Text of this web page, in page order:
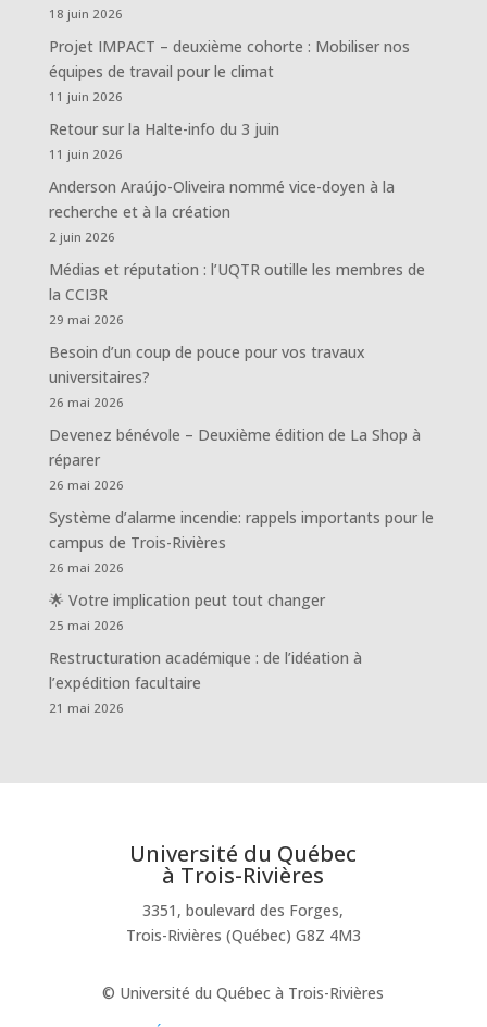
18 juin 2026
Projet IMPACT – deuxième cohorte : Mobiliser nos
équipes de travail pour le climat
11 juin 2026
Retour sur la Halte-info du 3 juin
11 juin 2026
Anderson Araújo-Oliveira nommé vice-doyen à la
recherche et à la création
2 juin 2026
Médias et réputation : l’UQTR outille les membres de
la CCI3R
29 mai 2026
Besoin d’un coup de pouce pour vos travaux
universitaires?
26 mai 2026
Devenez bénévole – Deuxième édition de La Shop à
réparer
26 mai 2026
Système d’alarme incendie: rappels importants pour le
campus de Trois-Rivières
26 mai 2026
🌟 Votre implication peut tout changer
25 mai 2026
Restructuration académique : de l’idéation à
l’expédition facultaire
21 mai 2026
Université du Québec
à Trois-Rivières
3351, boulevard des Forges,
Trois-Rivières (Québec) G8Z 4M3
© Université du Québec à Trois-Rivières